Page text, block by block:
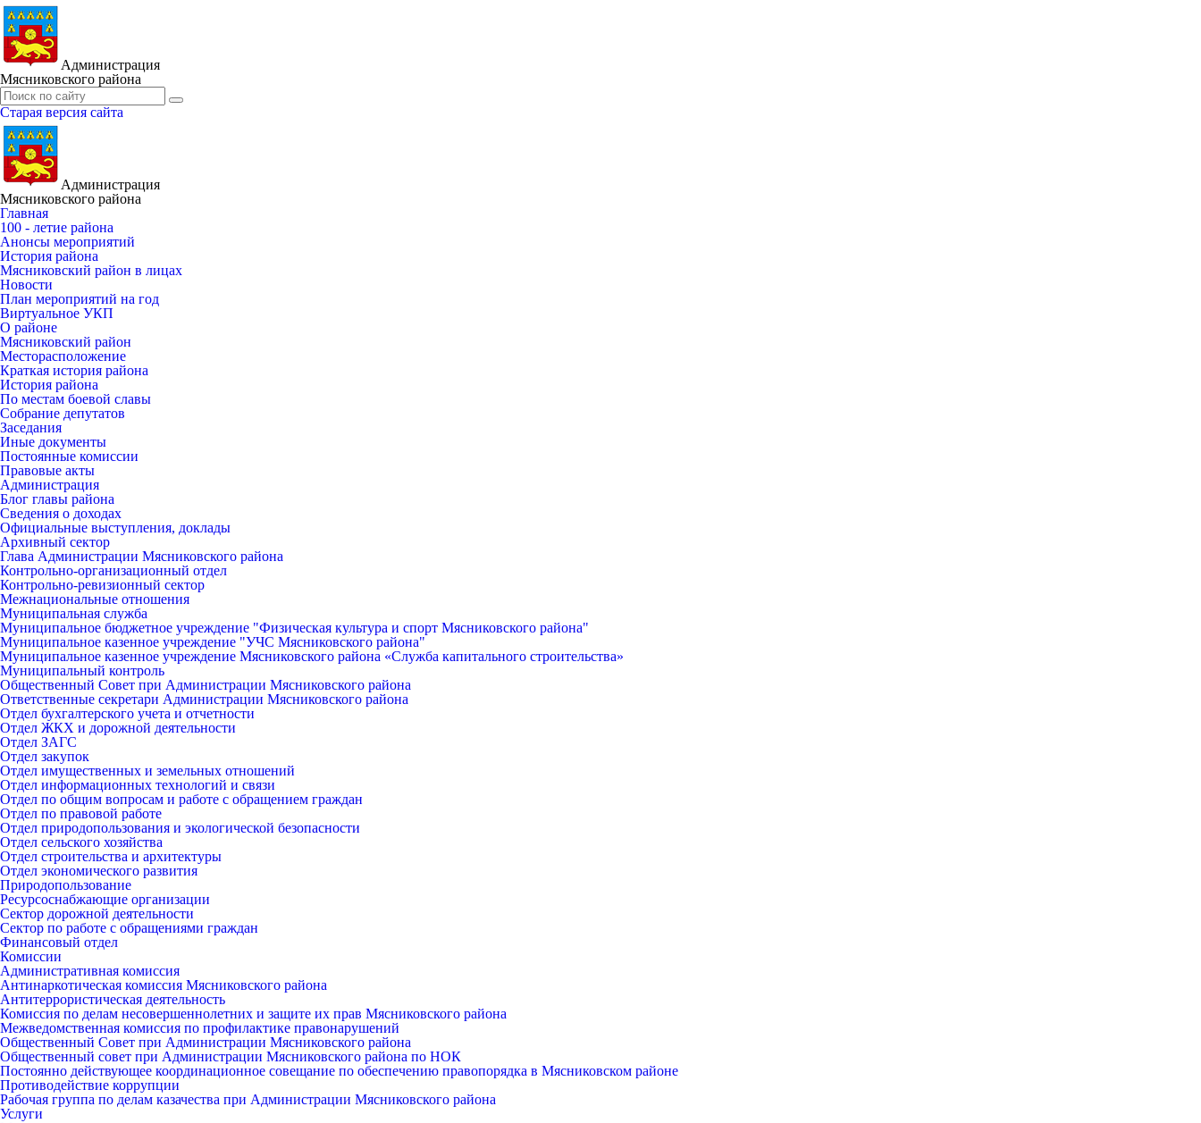
Администрация
Мясниковского района
Старая версия сайта
Администрация
Мясниковского района
Главная
100 - летие района
Анонсы мероприятий
История района
Мясниковский район в лицах
Новости
План мероприятий на год
Виртуальное УКП
О районе
Мясниковский район
Месторасположение
Краткая история района
История района
По местам боевой славы
Собрание депутатов
Заседания
Иные документы
Постоянные комиссии
Правовые акты
Администрация
Блог главы района
Сведения о доходах
Официальные выступления, доклады
Архивный сектор
Глава Администрации Мясниковского района
Контрольно-организационный отдел
Контрольно-ревизионный сектор
Межнациональные отношения
Муниципальная служба
Муниципальное бюджетное учреждение "Физическая культура и спорт Мясниковского района"
Муниципальное казенное учреждение "УЧС Мясниковского района"
Муниципальное казенное учреждение Мясниковского района «Служба капитального строительства»
Муниципальный контроль
Общественный Совет при Администрации Мясниковского района
Ответственные секретари Администрации Мясниковского района
Отдел бухгалтерского учета и отчетности
Отдел ЖКХ и дорожной деятельности
Отдел ЗАГС
Отдел закупок
Отдел имущественных и земельных отношений
Отдел информационных технологий и связи
Отдел по общим вопросам и работе с обращением граждан
Отдел по правовой работе
Отдел природопользования и экологической безопасности
Отдел сельского хозяйства
Отдел строительства и архитектуры
Отдел экономического развития
Природопользование
Ресурсоснабжающие организации
Сектор дорожной деятельности
Сектор по работе с обращениями граждан
Финансовый отдел
Комиссии
Административная комиссия
Антинаркотическая комиссия Мясниковского района
Антитеррористическая деятельность
Комиссия по делам несовершеннолетних и защите их прав Мясниковского района
Межведомственная комиссия по профилактике правонарушений
Общественный Совет при Администрации Мясниковского района
Общественный совет при Администрации Мясниковского района по НОК
Постоянно действующее координационное совещание по обеспечению правопорядка в Мясниковском районе
Противодействие коррупции
Рабочая группа по делам казачества при Администрации Мясниковского района
Услуги